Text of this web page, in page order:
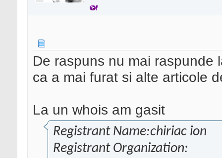
De raspuns nu mai raspunde
ca a mai furat si alte articole
La un whois am gasit
Registrant Name:chiriac ion
Registrant Organization: